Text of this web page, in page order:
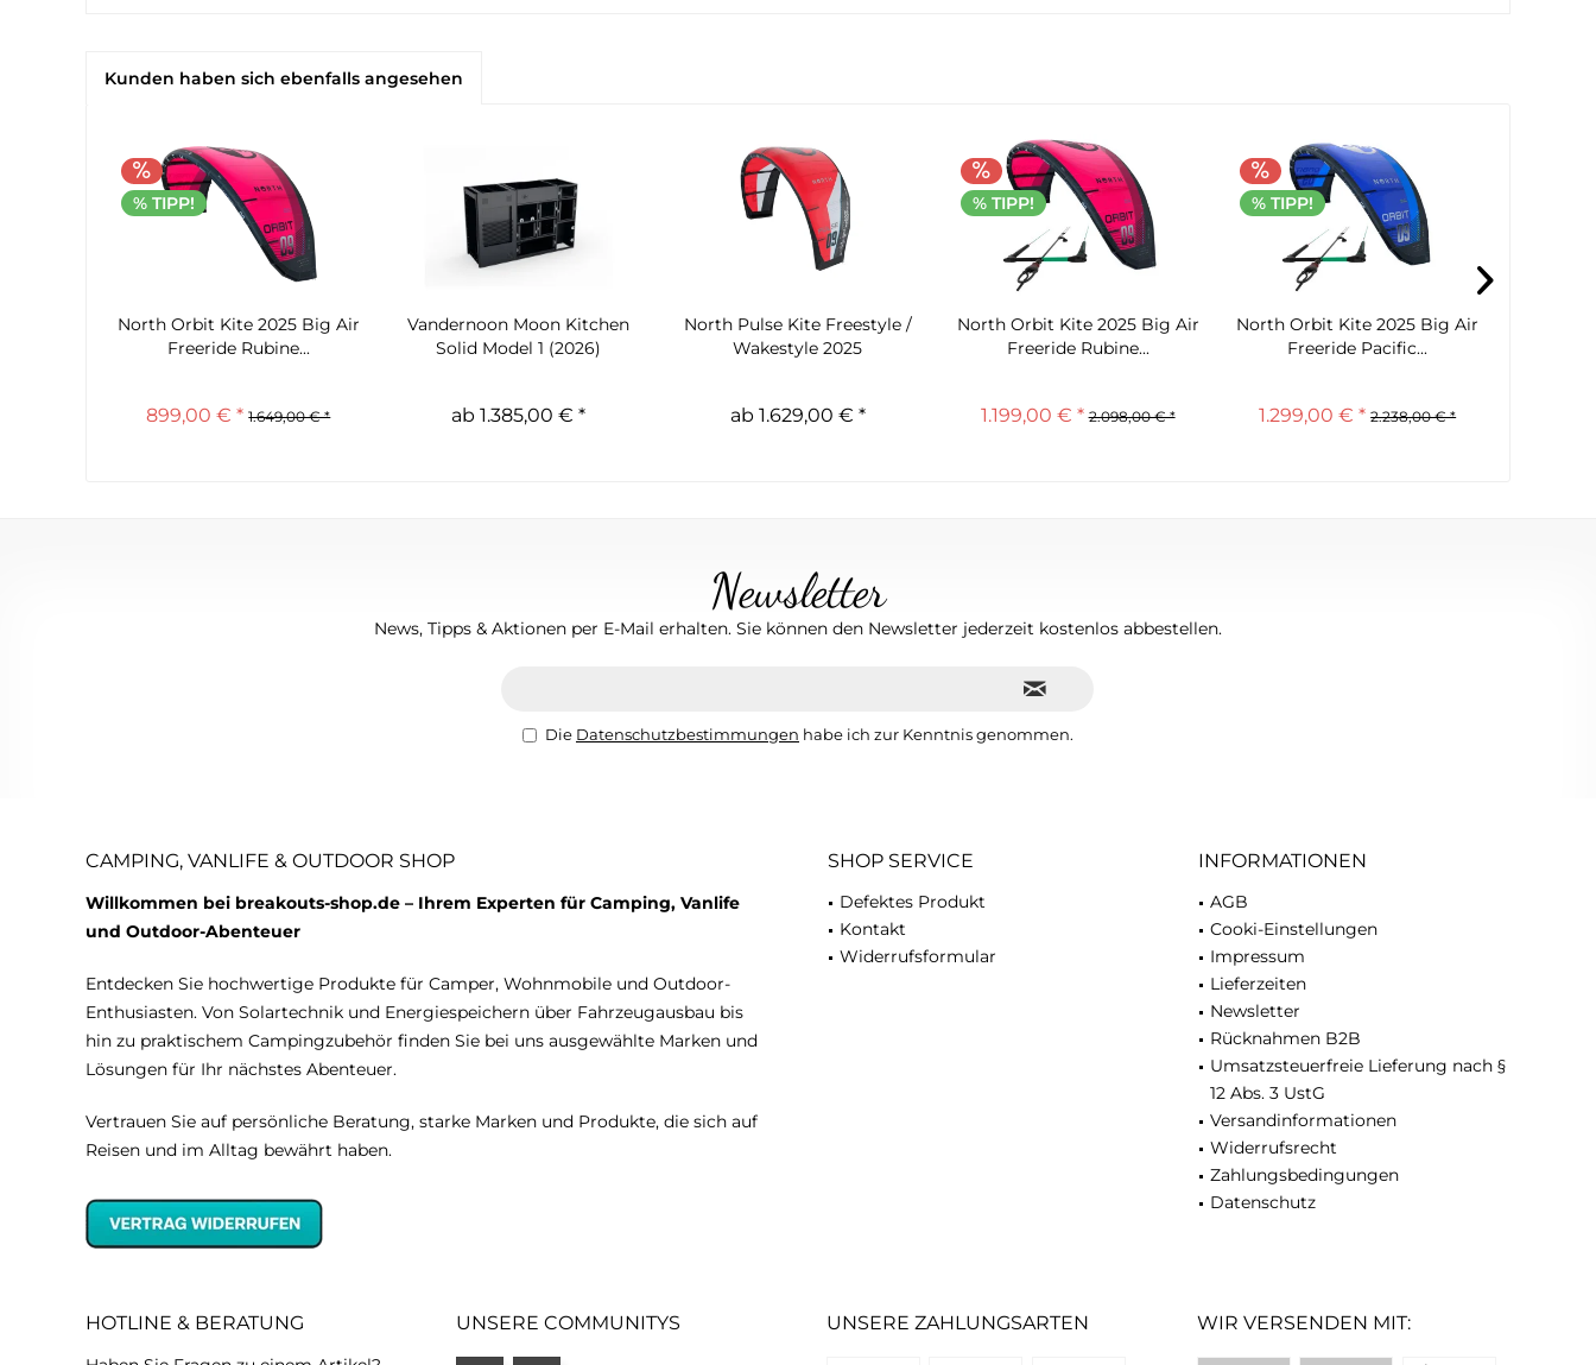
Kunden haben sich ebenfalls angesehen
% TIPP!
North Orbit Kite 2025 Big Air
Freeride Rubine...
899,00 € * 1.649,00 € *
Vandernoon Moon Kitchen
Solid Model 1 (2026)
ab 1.385,00 € *
North Pulse Kite Freestyle /
Wakestyle 2025
ab 1.629,00 € *
% TIPP!
North Orbit Kite 2025 Big Air
Freeride Rubine...
1.199,00 € * 2.098,00 € *
% TIPP!
North Orbit Kite 2025 Big Air
Freeride Pacific...
1.299,00 € * 2.238,00 € *
Newsletter
News, Tipps & Aktionen per E-Mail erhalten. Sie können den Newsletter jederzeit kostenlos abbestellen.
Die Datenschutzbestimmungen habe ich zur Kenntnis genommen.
CAMPING, VANLIFE & OUTDOOR SHOP
Willkommen bei breakouts-shop.de – Ihrem Experten für Camping, Vanlife
und Outdoor-Abenteuer
Entdecken Sie hochwertige Produkte für Camper, Wohnmobile und Outdoor-
Enthusiasten. Von Solartechnik und Energiespeichern über Fahrzeugausbau bis
hin zu praktischem Campingzubehör finden Sie bei uns ausgewählte Marken und
Lösungen für Ihr nächstes Abenteuer.
Vertrauen Sie auf persönliche Beratung, starke Marken und Produkte, die sich auf
Reisen und im Alltag bewährt haben.
SHOP SERVICE
Defektes Produkt
Kontakt
Widerrufsformular
INFORMATIONEN
AGB
Cooki-Einstellungen
Impressum
Lieferzeiten
Newsletter
Rücknahmen B2B
Umsatzsteuerfreie Lieferung nach §
12 Abs. 3 UstG
Versandinformationen
Widerrufsrecht
Zahlungsbedingungen
Datenschutz
HOTLINE & BERATUNG UNSERE COMMUNITYS UNSERE ZAHLUNGSARTEN WIR VERSENDEN MIT: